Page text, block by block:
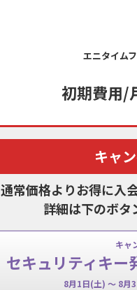
エニタイム
初期費用/
キャ
常価格よりお得に入
詳細は下のボタ
キャ
セキュリティキ
8月1日(土) ～ 8月